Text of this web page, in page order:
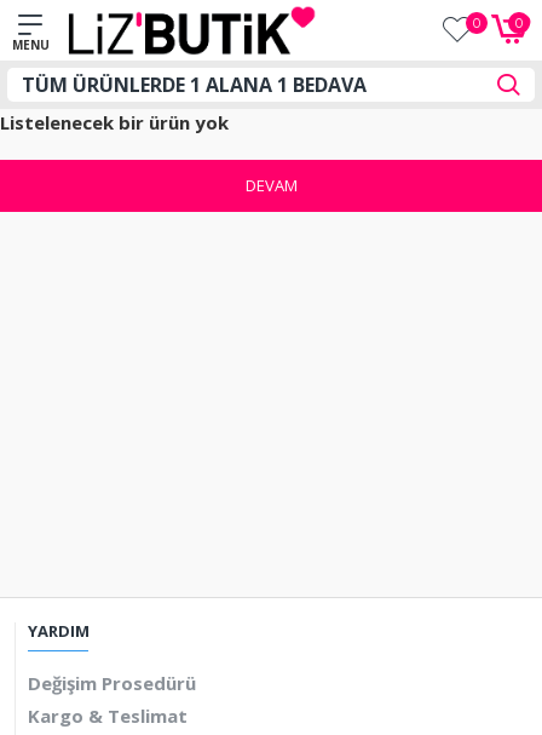
0 0
Listelenecek bir ürün yok
DEVAM
YARDIM
Değişim Prosedürü
Kargo & Teslimat